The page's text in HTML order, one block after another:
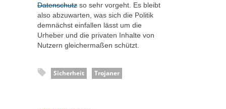
Datenschutz so sehr vorgeht. Es bleibt
also abzuwarten, was sich die Politik
demnächst einfallen lässt um die
Urheber und die privaten Inhalte von
Nutzern gleichermaßen schützt.
Sicherheit Trojaner